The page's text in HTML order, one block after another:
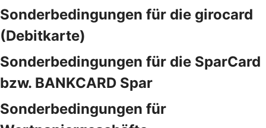
Sonderbedingungen für die girocard
(Debitkarte)
Sonderbedingungen für die SparCard
bzw. BANKCARD Spar
Sonderbedingungen für